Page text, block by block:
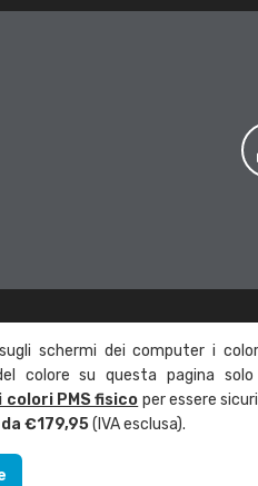
sugli schermi dei computer i
colore su questa pagina
PMS fisico per essere
€179,95(IVA esclusa).